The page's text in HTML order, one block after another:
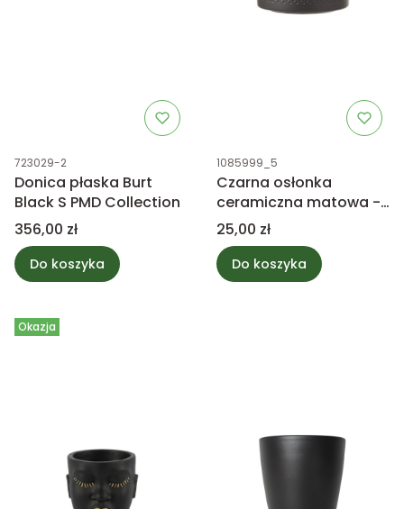
Kod produktu
723029-2
Donica płaska Burt
Black S PMD Collection
Cena
356,00 zł
Do koszyka
Kod produktu
1085999_5
Czarna osłonka
ceramiczna matowa -
Era 12,5x13,5cm
Cena
25,00 zł
Do koszyka
Okazja